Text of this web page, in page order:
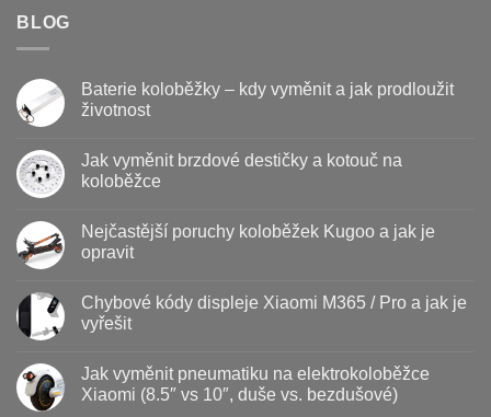
BLOG
Baterie koloběžky – kdy vyměnit a jak prodloužit
životnost
textu
s
koloběžky
kdy
jak
prodloužit
životnost
Jak vyměnit brzdové destičky a kotouč na
koloběžce
u
s
vyměnit
brzdové
destičky
na
koloběžce
Nejčastější poruchy koloběžek Kugoo a jak je
opravit
u
textu
s
poruchy
koloběžek
Kugoo
Chybové kódy displeje Xiaomi M365 / Pro a jak je
vyřešit
textu
s
Jak vyměnit pneumatiku na elektrokoloběžce
Xiaomi (8.5″ vs 10″, duše vs. bezdušové)